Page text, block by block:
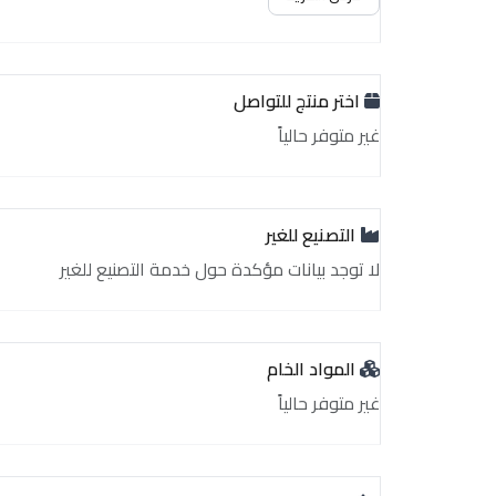
اختر منتج للتواصل
غير متوفر حالياً
التصنيع للغير
لا توجد بيانات مؤكدة حول خدمة التصنيع للغير
المواد الخام
غير متوفر حالياً